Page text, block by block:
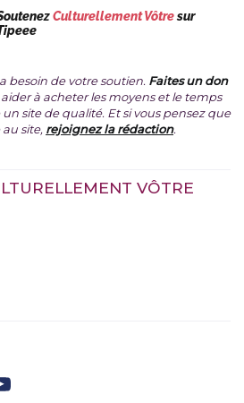
Culturellement Vôtresur
besoin de votre soutien. Faites un don
à acheter les moyens et le temps
site de qualité. Et si vous pensez que
site, rejoignez la rédaction.
VÔTRE